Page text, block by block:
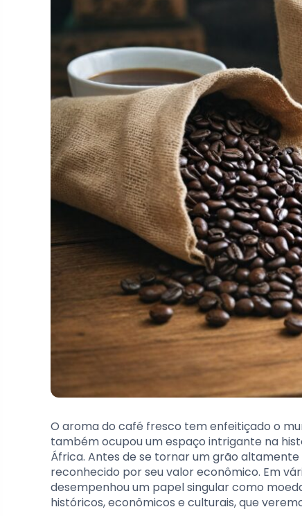
O aroma do café fresco tem enfeitiçado o
também ocupou um espaço intrigante na
África. Antes de se tornar um grão
reconhecido por seu valor econômico. Em
desempenhou um papel singular como
históricos, econômicos e culturais, que